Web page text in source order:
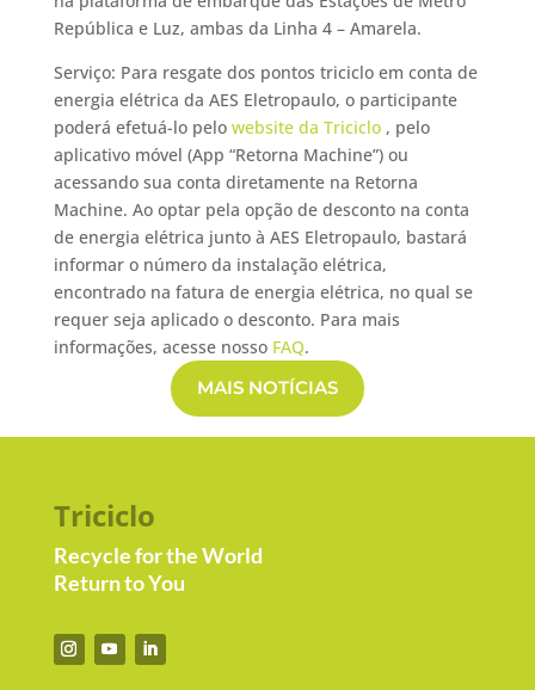
República e Luz, ambas da Linha 4 – Amarela.
Serviço: Para resgate dos pontos triciclo em conta de
energia elétrica da AES Eletropaulo, o participante
poderá efetuá-lo pelo website da Triciclo, pelo
aplicativo móvel (App “Retorna Machine”) ou
acessando sua conta diretamente na Retorna
Machine. Ao optar pela opção de desconto na conta
de energia elétrica junto à AES Eletropaulo, bastará
informar o número da instalação elétrica,
encontrado na fatura de energia elétrica, no qual se
requer seja aplicado o desconto. Para mais
informações, acesse nosso FAQ.
MAIS NOTÍCIAS
Triciclo
Recycle for the World
Return to You